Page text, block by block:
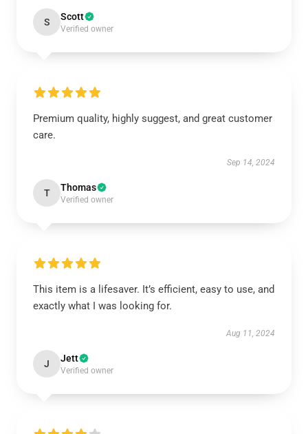
S Scott
Verified owner
Premium quality, highly suggest, and great customer
care.
Sep 14, 2024
T Thomas
Verified owner
This item is a lifesaver. It’s efficient, easy to use, and
exactly what I was looking for.
Aug 11, 2024
J Jett
Verified owner